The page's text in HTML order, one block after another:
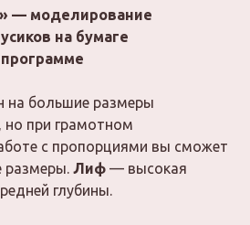
— моделирование
на бумаге
на большие размеры
но при грамотном
с пропорциями вы сможет
размеры. Лиф — высокая
глубины.